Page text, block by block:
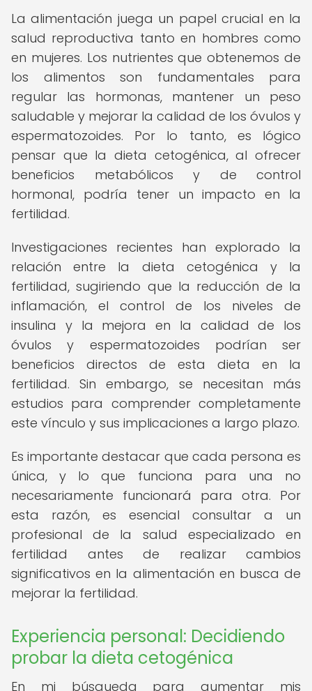
La alimentación juega un papel crucial en la
salud reproductiva tanto en hombres como
en mujeres. Los nutrientes que obtenemos de
los alimentos son fundamentales para
regular las hormonas, mantener un peso
saludable y mejorar la calidad de los óvulos y
espermatozoides. Por lo tanto, es lógico
pensar que la dieta cetogénica, al ofrecer
beneficios metabólicos y de control
hormonal, podría tener un impacto en la
fertilidad.
Investigaciones recientes han explorado la
relación entre la dieta cetogénica y la
fertilidad, sugiriendo que la reducción de la
inflamación, el control de los niveles de
insulina y la mejora en la calidad de los
óvulos y espermatozoides podrían ser
beneficios directos de esta dieta en la
fertilidad. Sin embargo, se necesitan más
estudios para comprender completamente
este vínculo y sus implicaciones a largo plazo.
Es importante destacar que cada persona es
única, y lo que funciona para una no
necesariamente funcionará para otra. Por
esta razón, es esencial consultar a un
profesional de la salud especializado en
fertilidad antes de realizar cambios
significativos en la alimentación en busca de
mejorar la fertilidad.
Experiencia personal: Decidiendo
probar la dieta cetogénica
En mi búsqueda para aumentar mis